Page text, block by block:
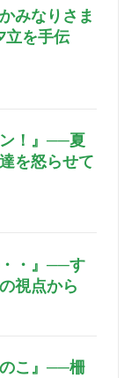
みなりさま
立を手伝
ン！』──夏
を怒らせて
・・』──す
視点から
のこ』──柵